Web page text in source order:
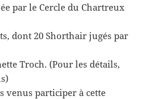
par le Cercle du Chartreux
dont 20 Shorthair jugés par
Troch. (Pour les détails,
venus participer à cette